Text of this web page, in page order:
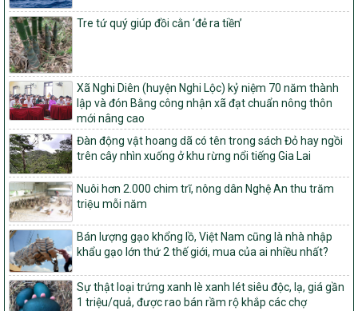
Phê duyệt danh sách các xã thuộc nhóm 1, nhóm 2, nhóm 3
trong xây dựng nông thôn mới giai đoạn 2026-2030 trên địa bàn
tỉnh Nghệ An
103/PTNT-NTM
Về việc đăng ký thực hiện Dự án liên kết theo chuỗi giá trị thuộc
Dự án 2 – Chương trình Mục tiêu quốc gia Giảm nghèo bền vững
giai đoạn 2021-2025 được kéo dài sang năm 2026
827/QĐ-BNNMT
Quyết định Ban hành Kế hoạch triển khai thực hiện Chương trình
mục tiêu quốc gia xây dựng nông thôn mới, giảm nghèo bền
vững và phát triển kinh tế – xã hội vùng đồng bào dân tộc thiểu
số và miền núi giai đoạn 2026-2035, giai đoạn I: Từ năm 2026
đến năm 2030
14/2026/TT-BNNMT
Hướng dẫn thực hiện một số nội dung tiêu chí, điều kiện thuộc Bộ
tiêu chí quốc gia về nông thôn mới giai đoạn 2026 – 2030 thuộc
phạm vi quản lý nhà nước của Bộ Nông nghiệp và Môi trường
417/QĐ-BNNMT
Tre tứ quý giúp đồi cằn ‘đẻ ra tiền’
Xã Nghi Diên (huyện Nghi Lộc) kỷ niệm 70 năm thành
lập và đón Bằng công nhận xã đạt chuẩn nông thôn
mới nâng cao
Đàn động vật hoang dã có tên trong sách Đỏ hay ngồi
trên cây nhìn xuống ở khu rừng nổi tiếng Gia Lai
Nuôi hơn 2.000 chim trĩ, nông dân Nghệ An thu trăm
triệu mỗi năm
Bán lượng gạo khổng lồ, Việt Nam cũng là nhà nhập
khẩu gạo lớn thứ 2 thế giới, mua của ai nhiều nhất?
Sự thật loại trứng xanh lè xanh lét siêu độc, lạ, giá gần
1 triệu/quả, được rao bán rầm rộ khắp các chợ